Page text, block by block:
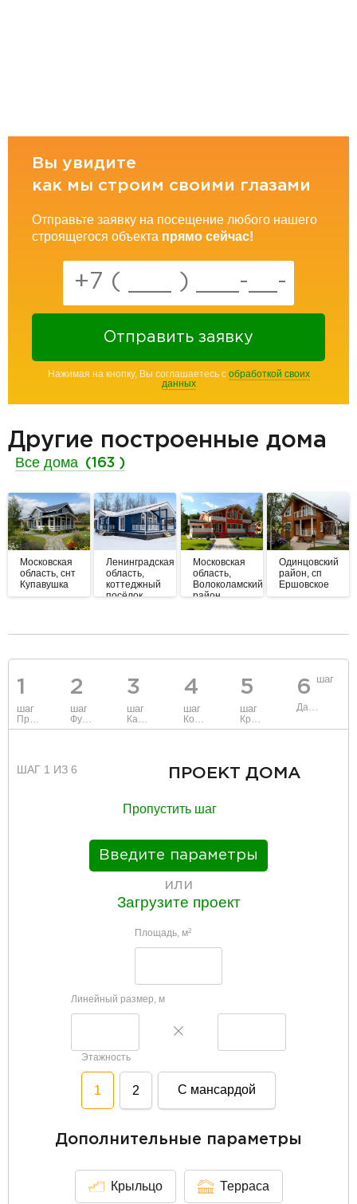
Вы увидите
как мы строим своими глазами
Отправьте заявку на посещение любого нашего
строящегося объекта прямо сейчас!
Отправить заявку
Нажимая на кнопку, Вы соглашаетесь с обработкой своих
данных
Другие построенные дома
Все дома (163 )
Московская
область, снт
Купавушка
Ленинградская
область,
коттеджный
посёлок
Московская
область,
Волоколамский
район
Одинцовский
район, сп
Ершовское
1
шаг
Проект
2
шаг
Фундамент
3
шаг
Каркас и стены
4
шаг
Коммуникации
5
шаг
Крыша
6 шаг
Данные
ШАГ 1 ИЗ 6 ПРОЕКТ ДОМА
Пропустить шаг
Введите параметры
или
Загрузите проект
Площадь, м2
Линейный размер, м
Этажность
1 2 С мансардой
Дополнительные параметры
Крыльцо Терраса